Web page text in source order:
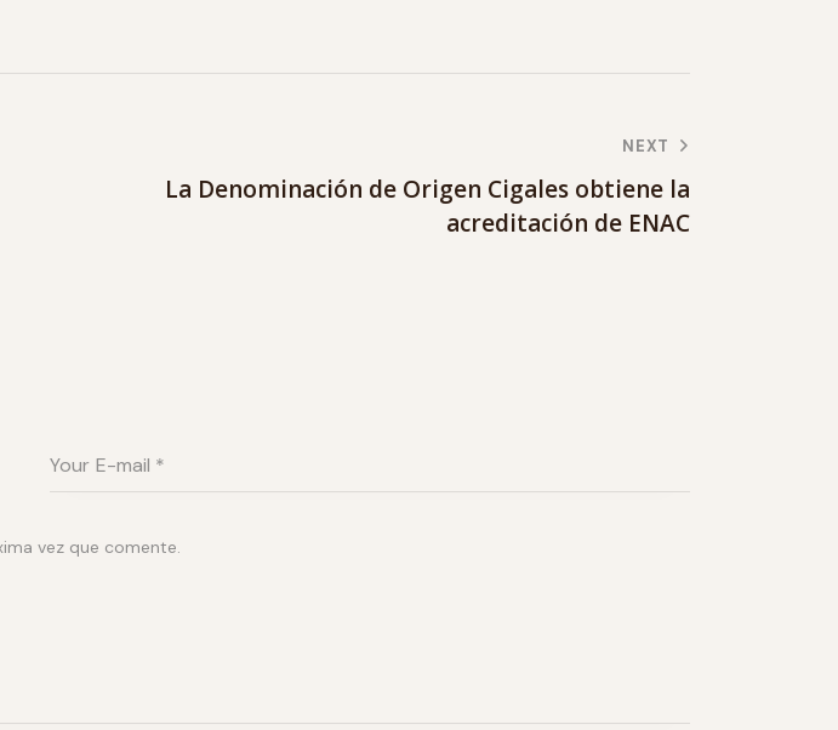
NEXT
La Denominación de Origen Cigales obtiene la
acreditación de ENAC
vez que comente.